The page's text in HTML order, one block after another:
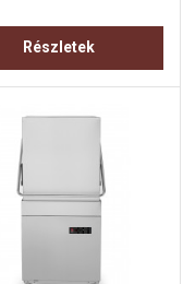
Részletek